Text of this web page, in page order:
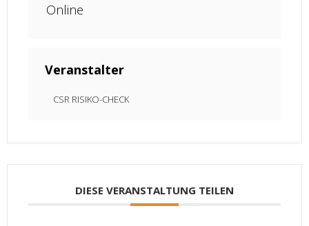
Online
Veranstalter
CSR RISIKO-CHECK
DIESE VERANSTALTUNG TEILEN